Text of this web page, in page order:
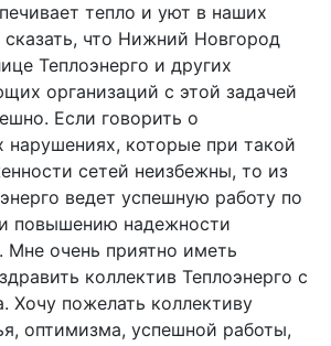
тепло и уют в наших
что Нижний Новгород
Теплоэнерго и других
организаций с этой задачей
Если говорить о
нарушениях, которые при такой
сетей неизбежны, то из
ведет успешную работу по
повышению надежности
Мне очень приятно иметь
коллектив Теплоэнерго с
Хочу пожелать коллективу
оптимизма, успешной работы,